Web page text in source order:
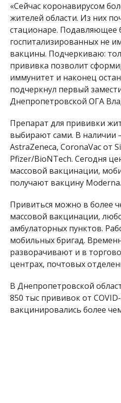
«Сейчас коронавирусом
жителей области. Из них
стационаре. Подавляющее
госпитализированных не
вакцины. Подчеркиваю:
прививка позволит
иммунитет и наконец
подчеркнул первый
Днепропетровской ОГА
Препарат для прививки
выбирают сами. В наличии
AstraZeneca, CoronaVac от
Pfizer/BioNTech. Сегодня
массовой вакцинации,
получают вакцину Moderna.
Привиться можно в более
массовой вакцинации,
амбулаторных пунктов.
мобильных бригад.
разворачивают и в
центрах, почтовых
В Днепропетровской
850 тыс прививок от
вакцинировались более